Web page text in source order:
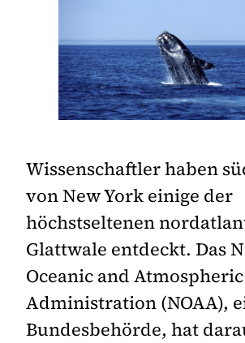
Wissenschaftler haben
von New York einige der
höchstseltenen
Glattwale entdeckt. Das
Oceanic and Atmospheric
Administration (NOAA),
Bundesbehörde, hat